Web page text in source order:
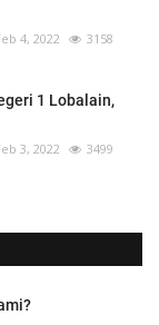
4, 2022 3158
1 Lobalain,
3, 2022 3499